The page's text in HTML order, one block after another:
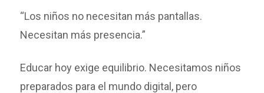
“Los niños no necesitan más pantallas.
Necesitan más presencia.”
Educar hoy exige equilibrio. Necesitamos niños
preparados para el mundo digital, pero